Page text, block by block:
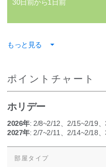
30日前から1日前
もっと見る
ポイントチャート
ホリデー
2026年: 2/8~2/12、2/15~2/19
2027年: 2/7~2/11、2/14~2/18